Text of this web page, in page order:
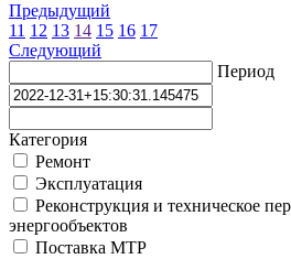
Предыдущий
11 12 13 14 15 16 17
Следующий
Период
Категория
Ремонт
Эксплуатация
Реконструкция и техническое
энергообъектов
Поставка МТР